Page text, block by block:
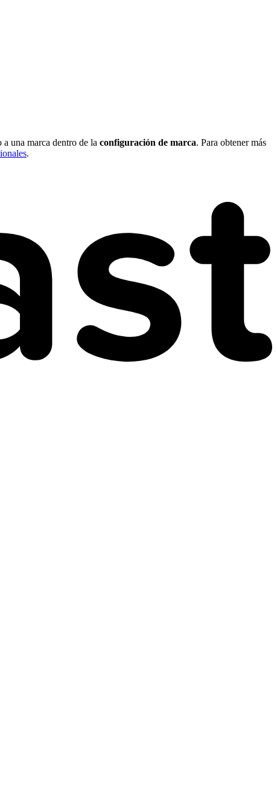
una marca dentro de la configuración de marca. Para obtener más
.